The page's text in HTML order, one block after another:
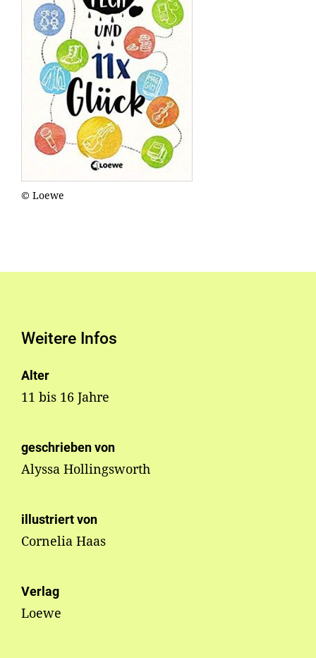
© Loewe
Weitere Infos
Alter
11 bis 16 Jahre
geschrieben von
Alyssa Hollingsworth
illustriert von
Cornelia Haas
Verlag
Loewe